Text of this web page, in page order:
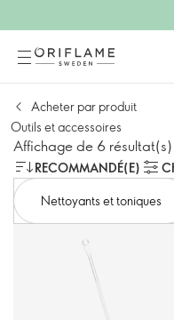
Acheter par produit
Outils et accessoires
Affichage de 6 résultat(s)
RECOMMANDÉ(E)
Nettoyants et toniques